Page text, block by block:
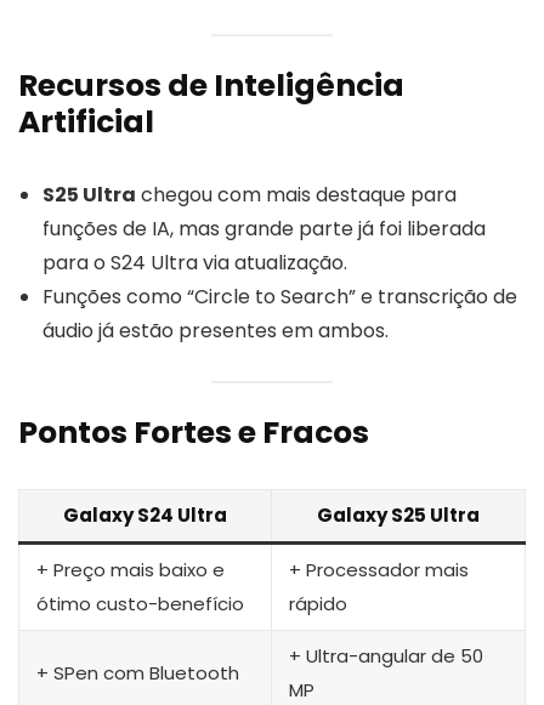
Recursos de Inteligência
Artificial
S25 Ultra chegou com mais destaque para
funções de IA, mas grande parte já foi liberada
para o S24 Ultra via atualização.
Funções como “Circle to Search” e transcrição de
áudio já estão presentes em ambos.
Pontos Fortes e Fracos
Galaxy S24 Ultra Galaxy S25 Ultra
+ Preço mais baixo e
ótimo custo-benefício
+ Processador mais
rápido
+ SPen com Bluetooth
+ Ultra-angular de 50
MP